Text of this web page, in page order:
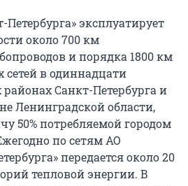
Петербурга» эксплуатирует
около 700 км
и порядка 1800 км
в одиннадцати
Санкт-Петербурга и
Ленинградской области,
50% потребляемой городом
по сетям АО
передается около 20
тепловой энергии. В